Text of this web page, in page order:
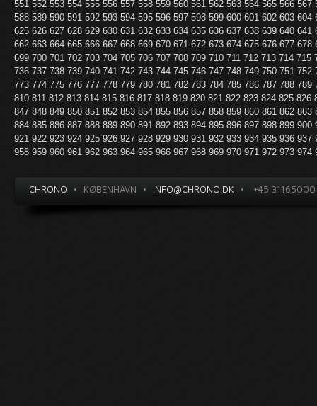
551 552 553 554 555 556 557 558 559 560 561 562 563 564 565 566 567
588 589 590 591 592 593 594 595 596 597 598 599 600 601 602 603 604
625 626 627 628 629 630 631 632 633 634 635 636 637 638 639 640 641
662 663 664 665 666 667 668 669 670 671 672 673 674 675 676 677 678
699 700 701 702 703 704 705 706 707 708 709 710 711 712 713 714 715
736 737 738 739 740 741 742 743 744 745 746 747 748 749 750 751 752
773 774 775 776 777 778 779 780 781 782 783 784 785 786 787 788 789
810 811 812 813 814 815 816 817 818 819 820 821 822 823 824 825 826
847 848 849 850 851 852 853 854 855 856 857 858 859 860 861 862 863
884 885 886 887 888 889 890 891 892 893 894 895 896 897 898 899 900
921 922 923 924 925 926 927 928 929 930 931 932 933 934 935 936 937
958 959 960 961 962 963 964 965 966 967 968 969 970 971 972 973 974
CHRONO • KØBENHAVN • INFO@CHRONO.DK • +45 31165000